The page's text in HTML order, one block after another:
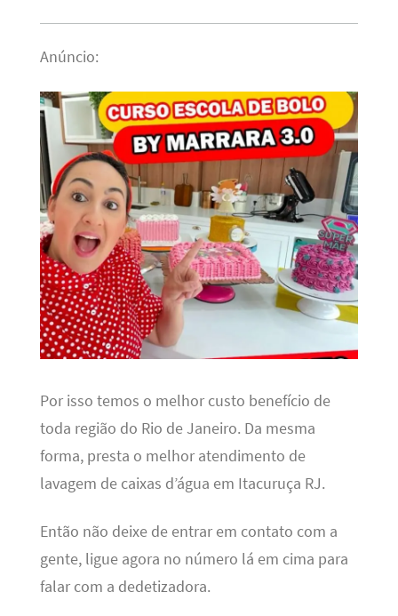
Anúncio:
Por isso temos o melhor custo benefício de
toda região do Rio de Janeiro. Da mesma
forma, presta o melhor atendimento de
lavagem de caixas d’água em Itacuruça RJ.
Então não deixe de entrar em contato com a
gente, ligue agora no número lá em cima para
falar com a dedetizadora.